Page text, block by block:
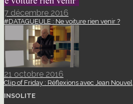
7 décembre 2016
#DATAGUEULE : Ne voiture rien venir ?
21 octobre 2016
Clip of Friday : Réflexions avec Jean Nouvel
INSOLITE